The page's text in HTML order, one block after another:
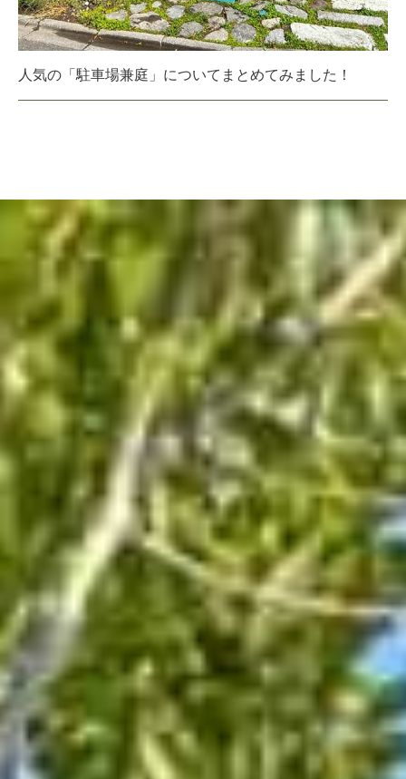
人気の「駐車場兼庭」についてまとめてみました！